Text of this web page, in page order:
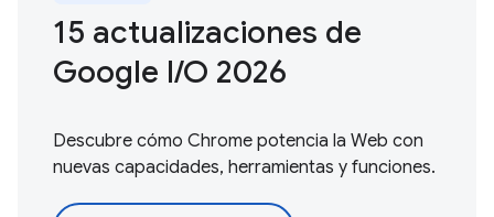
15 actualizaciones de
Google I/O 2026
Descubre cómo Chrome potencia la Web con
nuevas capacidades, herramientas y funciones.